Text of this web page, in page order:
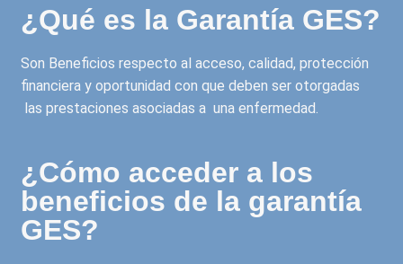
¿Qué es la Garantía GES?​
Son Beneficios respecto al acceso, calidad, protección
financiera y oportunidad con que deben ser otorgadas
las prestaciones asociadas a una enfermedad.
¿Cómo acceder a los
beneficios de la garantía
GES?​